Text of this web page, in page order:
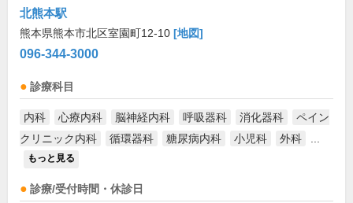
北熊本駅
熊本県熊本市北区室園町12-10 [地図]
096-344-3000
診療科目
内科 心療内科 脳神経内科 呼吸器科 消化器科
ペイン
クリニック内科
循環器科 糖尿病内科 小児科 外科
もっと見る
診療/受付時間・休診日